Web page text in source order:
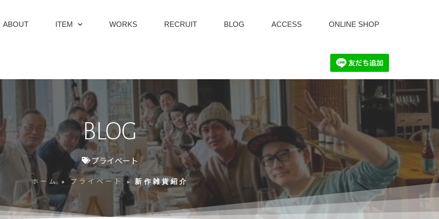
ABOUT ITEM WORKS RECRUIT BLOG ACCESS ONLINE SHOP
BLOG
プライベート
ホーム» プライベート »新作雑貨紹介